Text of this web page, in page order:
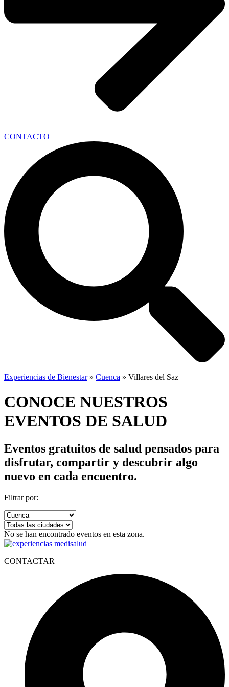
CONTACTO
Experiencias de Bienestar» Cuenca » Villares del Saz
CONOCE NUESTROS
EVENTOS DE SALUD
Eventos gratuitos de salud pensados para
disfrutar, compartir y descubrir algo
nuevo en cada encuentro.
Filtrar por:
No se han encontrado eventos en esta zona.
CONTACTAR